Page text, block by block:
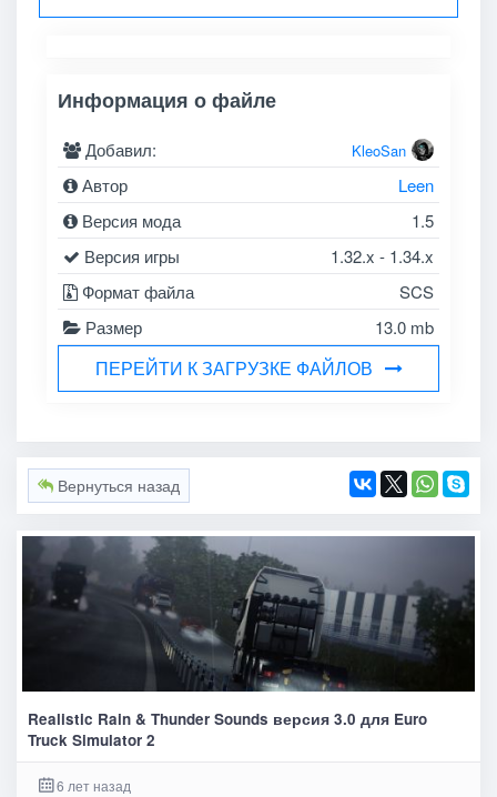
Информация о файле
Добавил: KleoSan
Автор
Leen
Версия мода
1.5
Версия игры
1.32.x - 1.34.x
Формат файла
SCS
Размер
13.0 mb
ПЕРЕЙТИ К ЗАГРУЗКЕ ФАЙЛОВ
Вернуться назад
Realistic Rain & Thunder Sounds версия 3.0 для Euro
Truck Simulator 2
6 лет назад